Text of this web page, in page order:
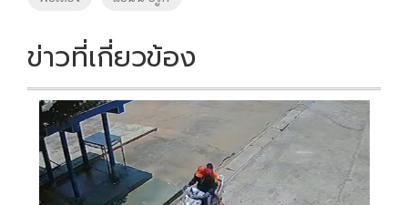
k k
ข่าวที่เกี่ยวข้อง